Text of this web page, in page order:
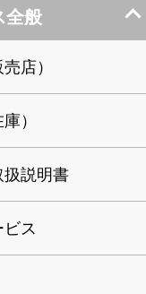
全般
店）
）
説明書
ス